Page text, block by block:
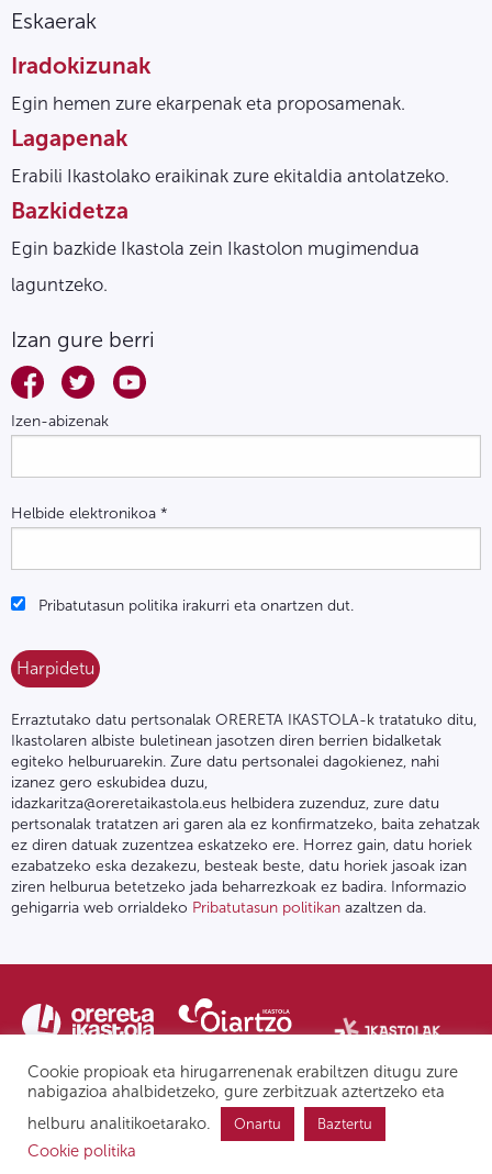
Eskaerak
Iradokizunak
Egin hemen zure ekarpenak eta proposamenak.
Lagapenak
Erabili Ikastolako eraikinak zure ekitaldia antolatzeko.
Bazkidetza
Egin bazkide Ikastola zein Ikastolon mugimendua
laguntzeko.
Izan gure berri
Izen-abizenak
Helbide elektronikoa *
Pribatutasun politika irakurri eta onartzen dut.
Erraztutako datu pertsonalak ORERETA IKASTOLA-k tratatuko ditu,
Ikastolaren albiste buletinean jasotzen diren berrien bidalketak
egiteko helburuarekin. Zure datu pertsonalei dagokienez, nahi
izanez gero eskubidea duzu,
idazkaritza@oreretaikastola.eus helbidera zuzenduz, zure datu
pertsonalak tratatzen ari garen ala ez konfirmatzeko, baita zehatzak
ez diren datuak zuzentzea eskatzeko ere. Horrez gain, datu horiek
ezabatzeko eska dezakezu, besteak beste, datu horiek jasoak izan
ziren helburua betetzeko jada beharrezkoak ez badira. Informazio
gehigarria web orrialdeko Pribatutasun politikan azaltzen da.
Pribatutasun politika | Lege oharra Postontzi etikoa
Cookie propioak eta hirugarrenenak erabiltzen ditugu zure
nabigazioa ahalbidetzeko, gure zerbitzuak aztertzeko eta
helburu analitikoetarako.
Onartu Baztertu
Cookie politika